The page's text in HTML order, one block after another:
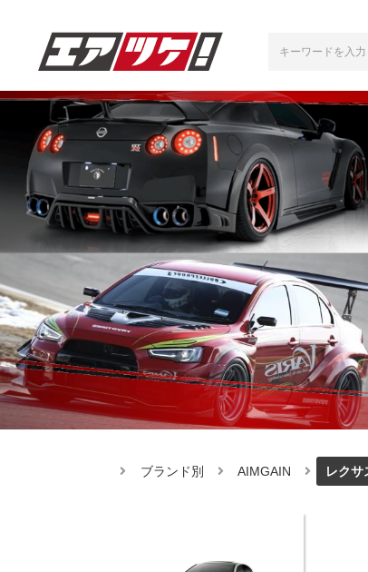
ブランド別 AIMGAIN レクサ